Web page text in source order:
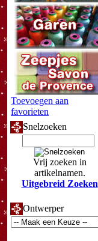
Toevoegen aan
favorieten
Snelzoeken
Vrij zoeken in
artikelnamen.
Uitgebreid Zoeken
Ontwerper